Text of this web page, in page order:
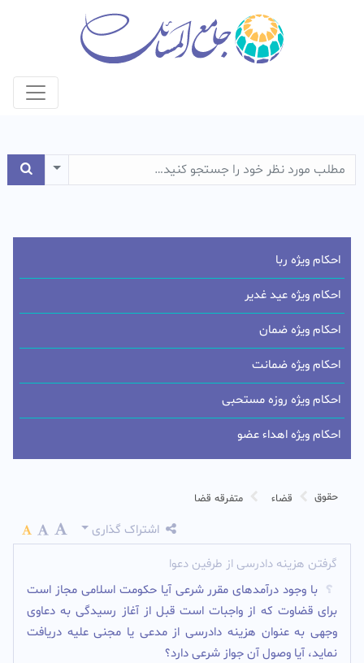
حقوق قضاء متفرقه قضا
اشتراک گذاری
گرفتن هزینه دادرسی از طرفین دعوا
با وجود درآمدهای مقرر شرعی آیا حکومت اسلامی مجاز است
برای قضاوت که از واجبات است قبل از آغاز رسیدگی به دعاوی
وجهی به عنوان هزینه دادرسی از مدعی یا مجنی علیه دریافت
نماید، آیا وصول آن جواز شرعی دارد؟
احکام ویژه ربا
احکام ویژه عید غدیر
احکام ویژه ضمان
احکام ویژه ضمانت
احکام ویژه روزه مستحبی
احکام ویژه اهداء عضو